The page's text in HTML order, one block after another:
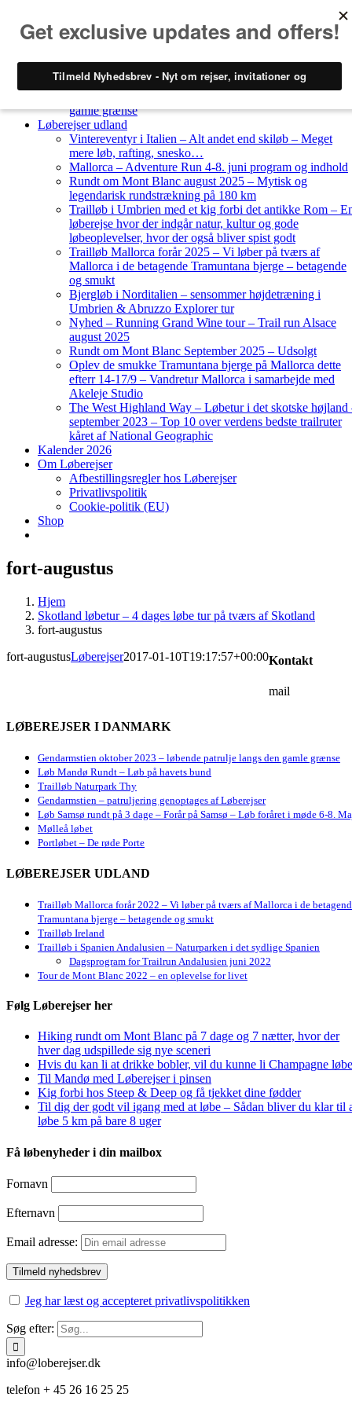
Løberejser Danmark
gamle grænse
Løberejser udland
Vintereventyr i Italien – Alt andet end skiløb – Meget
mere løb, rafting, snesko…
Mallorca – Adventure Run 4-8. juni program og indhold
Rundt om Mont Blanc august 2025 – Mytisk og
legendarisk rundstrækning på 180 km
Trailløb i Umbrien med et kig forbi det antikke Rom –
løberejse hvor der indgår natur, kultur og gode
løbeoplevelser, hvor der også bliver spist godt
Trailløb Mallorca forår 2025 – Vi løber på tværs af
Mallorca i de betagende Tramuntana bjerge – betagende
og smukt
Bjergløb i Norditalien – sensommer højdetræning i
Umbrien & Abruzzo Explorer tur
Nyhed – Running Grand Wine tour – Trail run Alsace
august 2025
Rundt om Mont Blanc September 2025 – Udsolgt
Oplev de smukke Tramuntana bjerge på Mallorca dette
efterr 14-17/9 – Vandretur Mallorca i samarbejde med
Akeleje Studio
The West Highland Way – Løbetur i det skotske højland
september 2023 – Top 10 over verdens bedste trailruter
kåret af National Geographic
Kalender 2026
Om Løberejser
Afbestillingsregler hos Løberejser
Privatlivspolitik
Cookie-politik (EU)
Shop
fort-augustus
Hjem
Skotland løbetur – 4 dages løbe tur på tværs af Skotland
fort-augustus
fort-augustusLøberejser2017-01-10T19:17:57+00:00
LØBEREJSER I DANMARK
Gendarmstien oktober 2023 – løbende patrulje langs den gamle grænse
Løb Mandø Rundt – Løb på havets bund
Trailløb Naturpark Thy
Gendarmstien – patruljering genoptages af Løberejser
Løb Samsø rundt på 3 dage – Forår på Samsø – Løb foråret i møde 6-8.
Mølleå løbet
Portløbet – De røde Porte
LØBEREJSER UDLAND
Trailløb Mallorca forår 2022 – Vi løber på tværs af Mallorca i de
Tramuntana bjerge – betagende og smukt
Trailløb Ireland
Trailløb i Spanien Andalusien – Naturparken i det sydlige Spanien
Dagsprogram for Trailrun Andalusien juni 2022
Tour de Mont Blanc 2022 – en oplevelse for livet
Følg Løberejser her
Hiking rundt om Mont Blanc på 7 dage og 7 nætter, hvor der
hver dag udspillede sig nye sceneri
Hvis du kan li at drikke bobler, vil du kunne li Champagne
Til Mandø med Løberejser i pinsen
Kig forbi hos Steep & Deep og få tjekket dine fødder
Til dig der godt vil igang med at løbe – Sådan bliver du klar til
løbe 5 km på bare 8 uger
Få løbenyheder i din mailbox
Fornavn
Efternavn
Email adresse:
Jeg har læst og accepteret privatlivspolitikken
Søg efter:
Kontakt
mail
info@loberejser.dk
telefon + 45 26 16 25 25